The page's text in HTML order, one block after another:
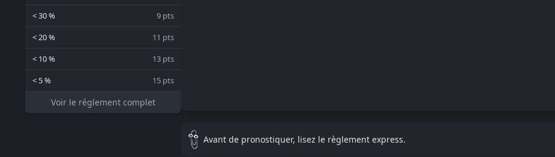
< 30 %
9 pts
< 20 %
11 pts
< 10 %
13 pts
< 5 %
15 pts
Voir le réglement complet
Avant de pronostiquer, lisez le règlement express.